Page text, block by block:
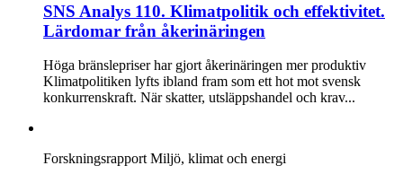
SNS Analys 110. Klimatpolitik och effektivitet.
Lärdomar från åkerinäringen
Höga bränslepriser har gjort åkerinäringen mer produktiv
Klimatpolitiken lyfts ibland fram som ett hot mot svensk
konkurrenskraft. När skatter, utsläppshandel och krav...
Forskningsrapport Miljö, klimat och energi